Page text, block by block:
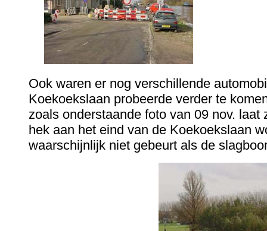
Ook waren er nog verschillende
Koekoekslaan probeerde verder te
zoals onderstaande foto van 09 nov. laat
hek aan het eind van de Koekoekslaan
waarschijnlijk niet gebeurt als de